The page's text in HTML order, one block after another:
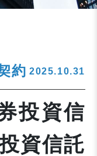
約 2025.10.31
投資信
資信託